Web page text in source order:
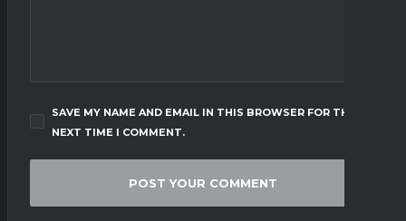
SAVE MY NAME AND EMAIL IN THIS BROWSER FOR THE
NEXT TIME I COMMENT.